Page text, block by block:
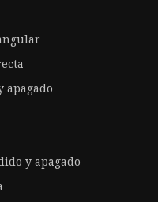
apagado
y apagado